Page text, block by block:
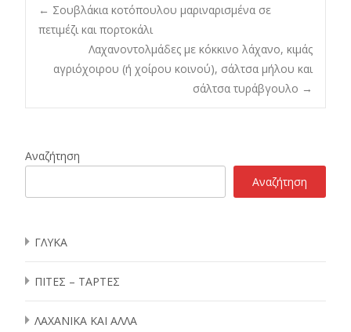
Post
navigation
← Σουβλάκια κοτόπουλου μαριναρισμένα σε
πετιμέζι και πορτοκάλι
Λαχανοντολμάδες με κόκκινο λάχανο, κιμάς
αγριόχοιρου (ή χοίρου κοινού), σάλτσα μήλου και
σάλτσα τυράβγουλο →
Αναζήτηση
Αναζήτηση
ΓΛΥΚΑ
ΠΙΤΕΣ – ΤΑΡΤΕΣ
ΛΑΧΑΝΙΚΑ ΚΑΙ ΑΛΛΑ